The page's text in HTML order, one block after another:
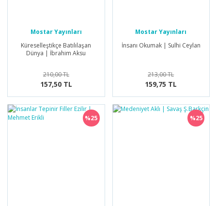
Mostar Yayınları
Küreselleştikçe Batılılaşan
Dünya | İbrahim Aksu
210,00 TL
157,50 TL
Mostar Yayınları
İnsanı Okumak | Sulhi Ceylan
213,00 TL
159,75 TL
%25 %25